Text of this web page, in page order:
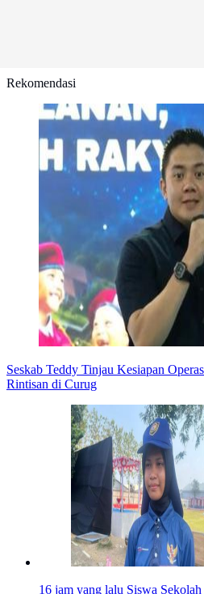
Rekomendasi
Seskab Teddy Tinjau Kesiapan
Rintisan di Curug
16 jam yang lalu Siswa